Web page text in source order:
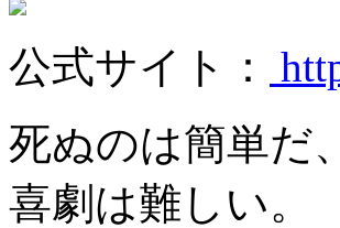
公式サイト：
死ぬのは簡単だ、
喜劇は難しい。